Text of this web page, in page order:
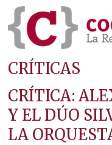
CRÍTICAS
CRÍTICA:
Y EL DÚO
LA